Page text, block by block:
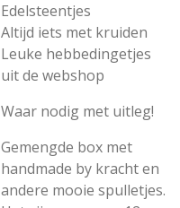
Edelsteentjes
Altijd iets met kruiden
Leuke hebbedingetjes
uit de webshop
Waar nodig met uitleg!
Gemengde box met
handmade by kracht en
andere mooie spulletjes.